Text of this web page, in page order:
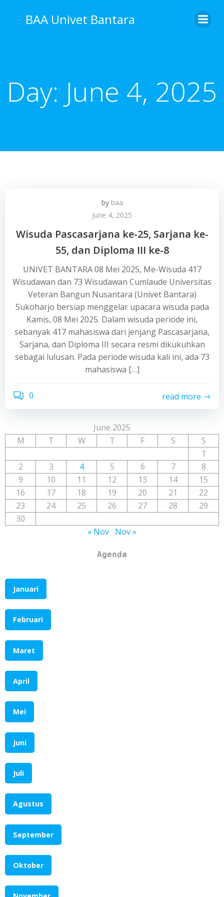
to
BAA Univet Bantara
Day: June 4, 2025
by baa
June 4, 2025
Wisuda Pascasarjana ke-25, Sarjana ke-
55, dan Diploma III ke-8
UNIVET BANTARA 08 Mei 2025, Me-Wisuda 417
Wisudawan dan 73 Wisudawan Cumlaude Universitas
Veteran Bangun Nusantara (Univet Bantara)
Sukoharjo bersiap menggelar upacara wisuda pada
Kamis, 08 Mei 2025. Dalam wisuda periode ini,
sebanyak 417 mahasiswa dari jenjang Pascasarjana,
Sarjana, dan Diploma III secara resmi dikukuhkan
sebagai lulusan. Pada periode wisuda kali ini, ada 73
mahasiswa […]
0 read more
June 2025
M
T W T F S
S
1
2
3 4 5 6 7
8
9
10 11 12 13 14
15
16
17 18 19 20 21
22
23
24 25 26 27 28
29
30
« Nov Nov »
Agenda
Januari
Februari
Maret
April
Mei
Juni
Juli
Agustus
September
Oktober